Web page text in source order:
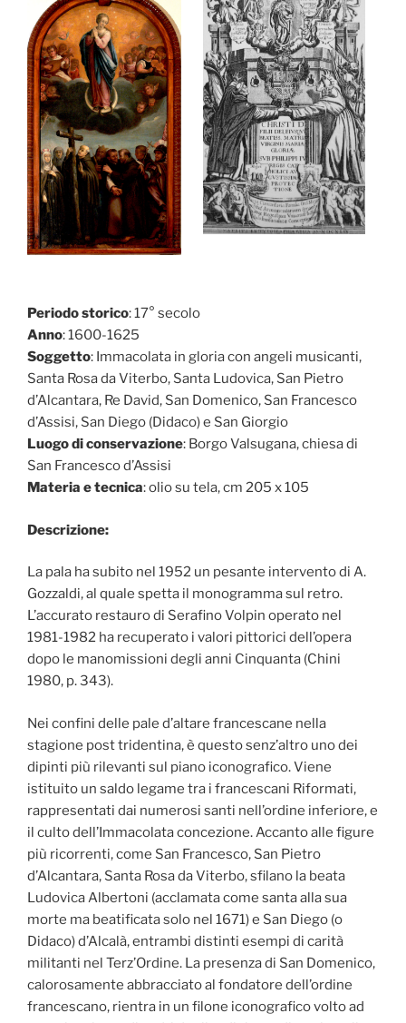
Periodo storico: 17° secolo
Anno: 1600-1625
Soggetto: Immacolata in gloria con angeli musicanti,
Santa Rosa da Viterbo, Santa Ludovica, San Pietro
d’Alcantara, Re David, San Domenico, San Francesco
d’Assisi, San Diego (Didaco) e San Giorgio
Luogo di conservazione: Borgo Valsugana, chiesa di
San Francesco d’Assisi
Materia e tecnica: olio su tela, cm 205 x 105
Descrizione:
La pala ha subito nel 1952 un pesante intervento di A.
Gozzaldi, al quale spetta il monogramma sul retro.
L’accurato restauro di Serafino Volpin operato nel
1981-1982 ha recuperato i valori pittorici dell’opera
dopo le manomissioni degli anni Cinquanta (Chini
1980, p. 343).
Nei confini delle pale d’altare francescane nella
stagione post tridentina, è questo senz’altro uno dei
dipinti più rilevanti sul piano iconografico. Viene
istituito un saldo legame tra i francescani Riformati,
rappresentati dai numerosi santi nell’ordine inferiore, e
il culto dell’Immacolata concezione. Accanto alle figure
più ricorrenti, come San Francesco, San Pietro
d’Alcantara, Santa Rosa da Viterbo, sfilano la beata
Ludovica Albertoni (acclamata come santa alla sua
morte ma beatificata solo nel 1671) e San Diego (o
Didaco) d’Alcalà, entrambi distinti esempi di carità
militanti nel Terz’Ordine. La presenza di San Domenico,
calorosamente abbracciato al fondatore dell’ordine
francescano, rientra in un filone iconografico volto ad